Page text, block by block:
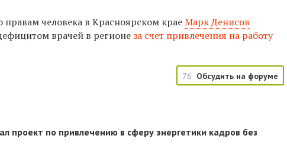
человека в Красноярском краеМарк Денисов
врачей в регионеза счет привлечения на работу
76 Обсудить на форуме
проект по привлечению в сферу энергетики кадров без